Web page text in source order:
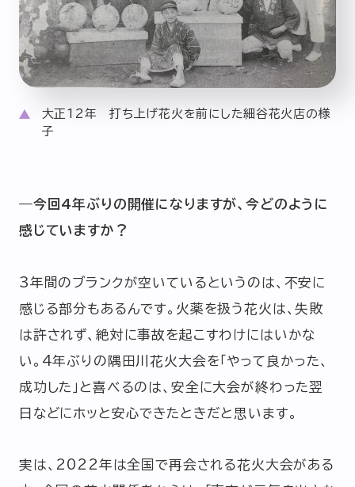
大正12年 打ち上げ花火を前にした細谷花火店の様
子
―今回4年ぶりの開催になりますが、今どのように
感じていますか？
3年間のブランクが空いているというのは、不安に
感じる部分もあるんです。火薬を扱う花火は、失敗
は許されず、絶対に事故を起こすわけにはいかな
い。4年ぶりの隅田川花火大会を「やって良かった、
成功した」と喜べるのは、安全に大会が終わった翌
日などにホッと安心できたときだと思います。
実は、2022年は全国で再会される花火大会がある